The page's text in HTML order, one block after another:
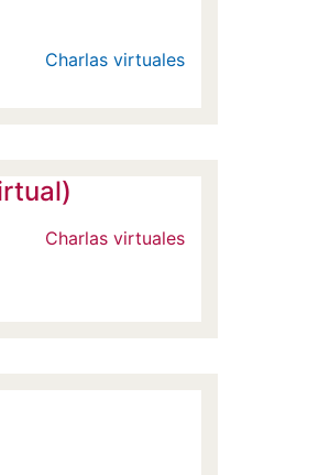
Charlas virtuales
Charlas virtuales